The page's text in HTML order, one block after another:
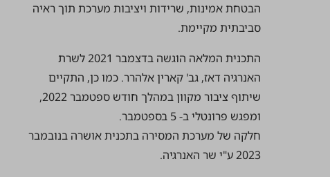
הבטחת אמינות, שרידות ויציבות מערכת תוך ראיה
סביבתית מקיימת.
התכנית המלאה הוגשה בדצמבר 2021 לשרת
האנרגיה דאז, גב' קארין אלהרר. כמו כן, התקיים
שיתוף ציבור מקוון במהלך חודש ספטמבר 2022,
ומפגש פרונטלי ב- 5 בספטמבר.
חלקה של מערכת המסירה בתכנית אושרה בנובמבר
2023 ע"י שר האנרגיה.